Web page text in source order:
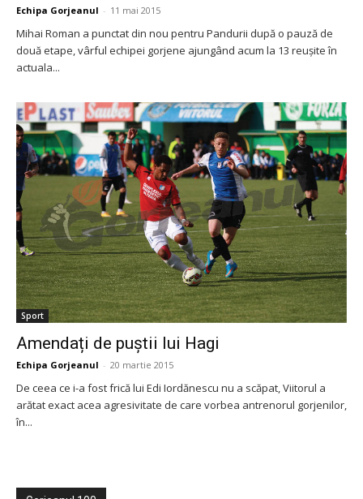
Echipa Gorjeanul - 11 mai 2015
Mihai Roman a punctat din nou pentru Pandurii după o pauză de
două etape, vârful echipei gorjene ajungând acum la 13 reușite în
actuala...
Sport
Amendați de puștii lui Hagi
Echipa Gorjeanul - 20 martie 2015
De ceea ce i-a fost frică lui Edi Iordănescu nu a scăpat, Viitorul a
arătat exact acea agresivitate de care vorbea antrenorul gorjenilor,
în...